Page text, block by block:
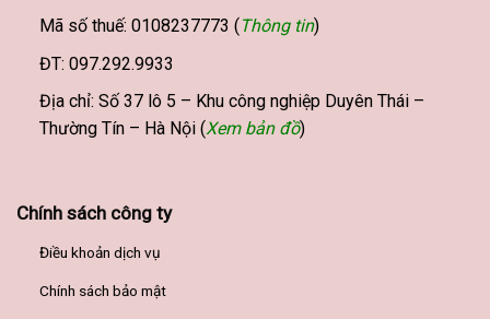
Mã số thuế: 0108237773 (Thông tin)
ĐT: 097.292.9933
Địa chỉ: Số 37 lô 5 – Khu công nghiệp Duyên Thái –
Thường Tín – Hà Nội (Xem bản đồ)
Chính sách công ty
Điều khoản dịch vụ
Chính sách bảo mật